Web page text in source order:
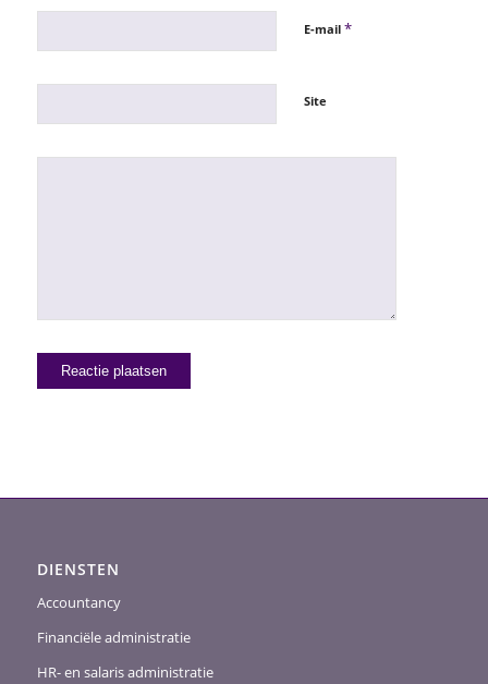
E-mail *
Site
DIENSTEN
Accountancy
Financiële administratie
HR- en salaris administratie